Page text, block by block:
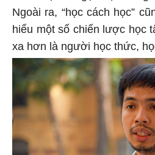
Ngoài ra, “học cách học”
hiểu một số chiến lược học
xa hơn là người học thức,